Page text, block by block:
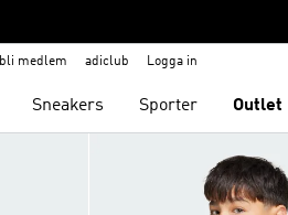
bli medlem adiclub Logga in
Sneakers Sporter Outlet